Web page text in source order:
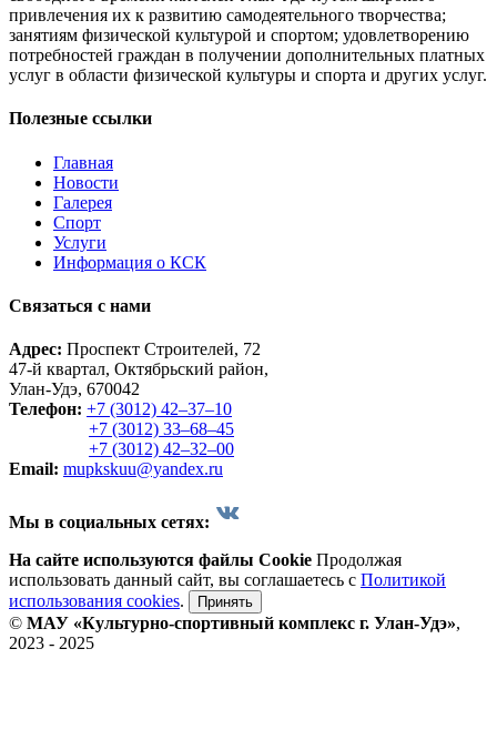
привлечения их к развитию самодеятельного творчества;
занятиям физической культурой и спортом; удовлетворению
потребностей граждан в получении дополнительных платных
услуг в области физической культуры и спорта и других услуг.
Полезные ссылки
Главная
Новости
Галерея
Спорт
Услуги
Информация о КСК
Связаться с нами
Адрес: Проспект Строителей, 72
47-й квартал, Октябрьский район,
Улан-Удэ, 670042
Телефон: +7 (3012) 42‒37‒10
+7 (3012) 33‒68‒45
+7 (3012) 42‒32‒00
Email: mupkskuu@yandex.ru
Мы в социальных сетях:
На сайте используются файлы Cookie Продолжая
использовать данный сайт, вы соглашаетесь с Политикой
использования cookies. Принять
© МАУ «Культурно-спортивный комплекс г. Улан-Удэ»,
2023 - 2025